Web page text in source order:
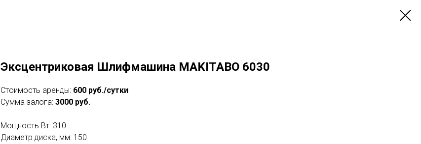
Эксцентриковая Шлифмашина MAKITABO 6030
Стоимость аренды: 600 руб./сутки
Сумма залога: 3000 руб.
Мощность Вт: 310
Диаметр диска, мм: 150